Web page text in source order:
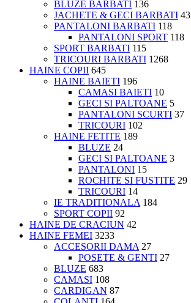
BLUZE BARBATI 136
JACHETE & GECI BARBATI 43
PANTALONI BARBATI 118
PANTALONI SPORT 118
SPORT BARBATI 115
TRICOURI BARBATI 1268
HAINE COPII 645
HAINE BAIETI 196
CAMASI BAIETI 10
GECI SI PALTOANE 5
PANTALONI SCURTI 37
TRICOURI 102
HAINE FETITE 189
BLUZE 24
GECI SI PALTOANE 3
PANTALONI 15
ROCHITE SI FUSTITE 29
TRICOURI 14
IE TRADITIONALA 184
SPORT COPII 92
HAINE DE CRACIUN 42
HAINE FEMEI 3233
ACCESORII DAMA 27
POSETE & GENTI 27
BLUZE 683
CAMASI 108
CARDIGAN 87